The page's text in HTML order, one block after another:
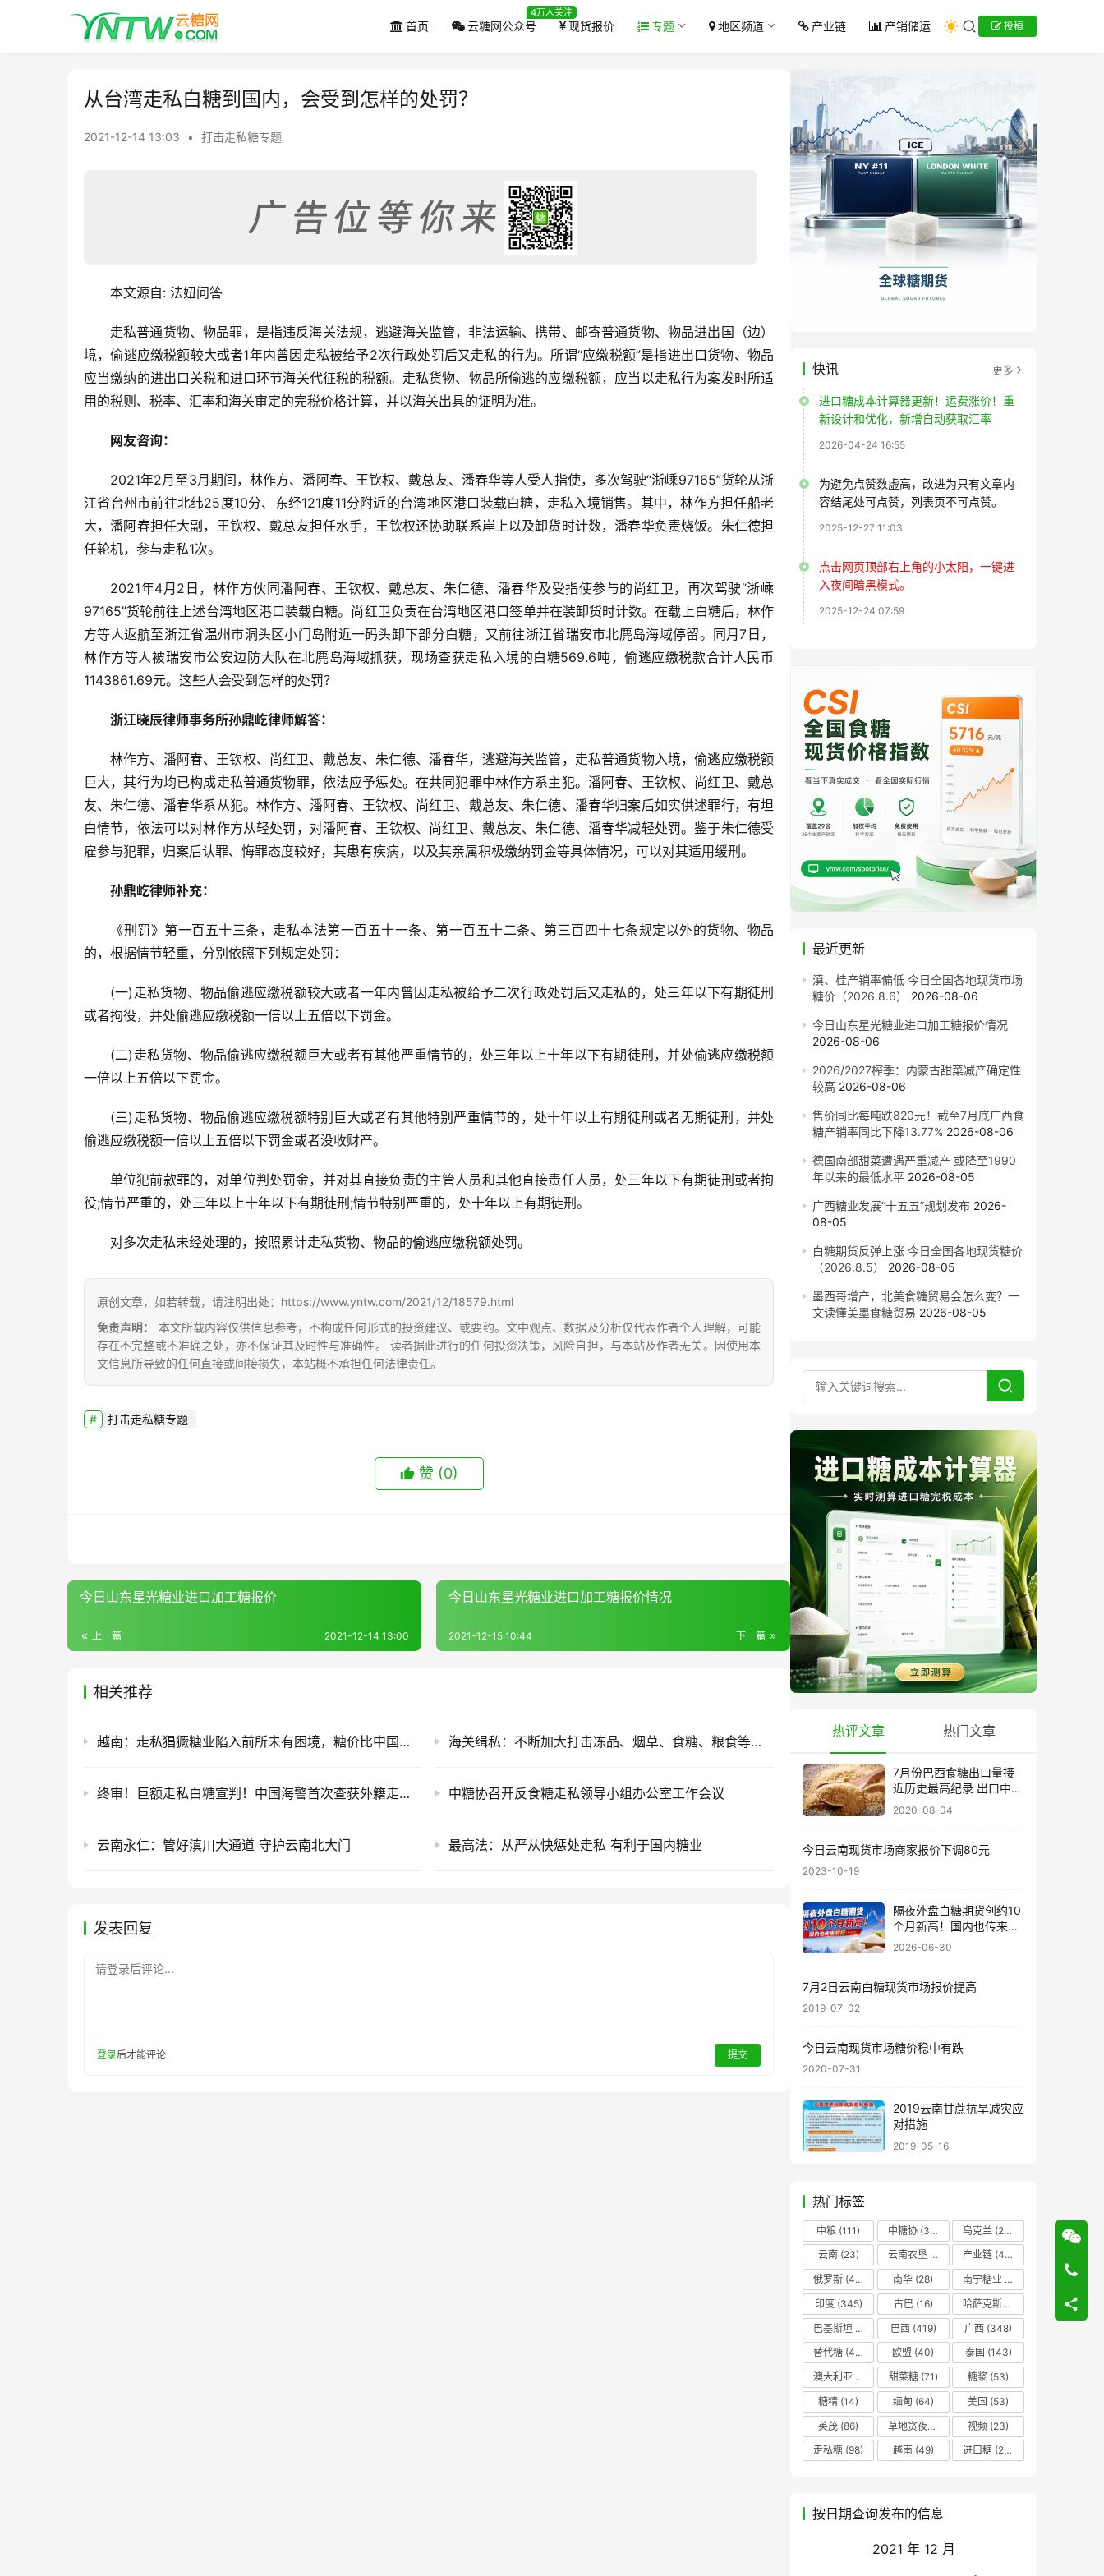
首页 云糖网公众号
4万人关注
现货报价 专题 地区频道 产业链 产销储运 投稿
从台湾走私白糖到国内，会受到怎样的处罚？
2021-12-14 13:03 • 打击走私糖专题
本文源自: 法妞问答
走私普通货物、物品罪，是指违反海关法规，逃避海关监管，非法运输、携带、邮寄普通货物、物品进出国（边）
境，偷逃应缴税额较大或者1年内曾因走私被给予2次行政处罚后又走私的行为。所谓“应缴税额”是指进出口货物、物品
应当缴纳的进出口关税和进口环节海关代征税的税额。走私货物、物品所偷逃的应缴税额，应当以走私行为案发时所适
用的税则、税率、汇率和海关审定的完税价格计算，并以海关出具的证明为准。
网友咨询：
2021年2月至3月期间，林作方、潘阿春、王钦权、戴总友、潘春华等人受人指使，多次驾驶“浙嵊97165”货轮从浙
江省台州市前往北纬25度10分、东经121度11分附近的台湾地区港口装载白糖，走私入境销售。其中，林作方担任船老
大，潘阿春担任大副，王钦权、戴总友担任水手，王钦权还协助联系岸上以及卸货时计数，潘春华负责烧饭。朱仁德担
任轮机，参与走私1次。
2021年4月2日，林作方伙同潘阿春、王钦权、戴总友、朱仁德、潘春华及受指使参与的尚红卫，再次驾驶“浙嵊
97165”货轮前往上述台湾地区港口装载白糖。尚红卫负责在台湾地区港口签单并在装卸货时计数。在载上白糖后，林作
方等人返航至浙江省温州市洞头区小门岛附近一码头卸下部分白糖，又前往浙江省瑞安市北麂岛海域停留。同月7日，
林作方等人被瑞安市公安边防大队在北麂岛海域抓获，现场查获走私入境的白糖569.6吨，偷逃应缴税款合计人民币
1143861.69元。这些人会受到怎样的处罚？
浙江晓辰律师事务所孙鼎屹律师解答：
林作方、潘阿春、王钦权、尚红卫、戴总友、朱仁德、潘春华，逃避海关监管，走私普通货物入境，偷逃应缴税额
巨大，其行为均已构成走私普通货物罪，依法应予惩处。在共同犯罪中林作方系主犯。潘阿春、王钦权、尚红卫、戴总
友、朱仁德、潘春华系从犯。林作方、潘阿春、王钦权、尚红卫、戴总友、朱仁德、潘春华归案后如实供述罪行，有坦
白情节，依法可以对林作方从轻处罚，对潘阿春、王钦权、尚红卫、戴总友、朱仁德、潘春华减轻处罚。鉴于朱仁德受
雇参与犯罪，归案后认罪、悔罪态度较好，其患有疾病，以及其亲属积极缴纳罚金等具体情况，可以对其适用缓刑。
孙鼎屹律师补充：
《刑罚》第一百五十三条，走私本法第一百五十一条、第一百五十二条、第三百四十七条规定以外的货物、物品
的，根据情节轻重，分别依照下列规定处罚：
(一)走私货物、物品偷逃应缴税额较大或者一年内曾因走私被给予二次行政处罚后又走私的，处三年以下有期徒刑
或者拘役，并处偷逃应缴税额一倍以上五倍以下罚金。
(二)走私货物、物品偷逃应缴税额巨大或者有其他严重情节的，处三年以上十年以下有期徒刑，并处偷逃应缴税额
一倍以上五倍以下罚金。
(三)走私货物、物品偷逃应缴税额特别巨大或者有其他特别严重情节的，处十年以上有期徒刑或者无期徒刑，并处
偷逃应缴税额一倍以上五倍以下罚金或者没收财产。
单位犯前款罪的，对单位判处罚金，并对其直接负责的主管人员和其他直接责任人员，处三年以下有期徒刑或者拘
役;情节严重的，处三年以上十年以下有期徒刑;情节特别严重的，处十年以上有期徒刑。
对多次走私未经处理的，按照累计走私货物、物品的偷逃应缴税额处罚。
原创文章，如若转载，请注明出处：https://www.yntw.com/2021/12/18579.html
免责声明：
本文所载内容仅供信息参考，不构成任何形式的投资建议、或要约。文中观点、数据及分析仅代表作者个人理解，可能
存在不完整或不准确之处，亦不保证其及时性与准确性。 读者据此进行的任何投资决策，风险自担，与本站及作者无关。因使用本
文信息所导致的任何直接或间接损失，本站概不承担任何法律责任。
打击走私糖专题
赞 (0)
今日山东星光糖业进口加工糖报价
上一篇 2021-12-14 13:00
今日山东星光糖业进口加工糖报价情况
下一篇
2021-12-15 10:44
相关推荐
越南：走私猖獗糖业陷入前所未有困境，糖价比中国低15%仍滞销，走私路线曝光 海关缉私：不断加大打击冻品、烟草、食糖、粮食等农产品走私力度
终审！巨额走私白糖宣判！中国海警首次查获外籍走私母船并罚没 中糖协召开反食糖走私领导小组办公室工作会议
云南永仁：管好滇川大通道 守护云南北大门 最高法：从严从快惩处走私 有利于国内糖业
发表回复
请登录后评论...
登录后才能评论 提交
快讯 更多
进口糖成本计算器更新！运费涨价！重
新设计和优化，新增自动获取汇率
2026-04-24 16:55
为避免点赞数虚高，改进为只有文章内
容结尾处可点赞，列表页不可点赞。
2025-12-27 11:03
点击网页顶部右上角的小太阳，一键进
入夜间暗黑模式。
2025-12-24 07:59
最近更新
滇、桂产销率偏低 今日全国各地现货市场
糖价（2026.8.6）
2026-08-06
今日山东星光糖业进口加工糖报价情况
2026-08-06
2026/2027榨季：内蒙古甜菜减产确定性
较高 2026-08-06
售价同比每吨跌820元！截至7月底广西食
糖产销率同比下降13.77% 2026-08-06
德国南部甜菜遭遇严重减产 或降至1990
年以来的最低水平 2026-08-05
广西糖业发展“十五五”规划发布 2026-
08-05
白糖期货反弹上涨 今日全国各地现货糖价
（2026.8.5）
2026-08-05
墨西哥增产，北美食糖贸易会怎么变？一
文读懂美墨食糖贸易 2026-08-05
热评文章 热门文章
7月份巴西食糖出口量接
近历史最高纪录 出口中国
超40万吨
2020-08-04
今日云南现货市场商家报价下调80元
2023-10-19
隔夜外盘白糖期货创约10
个月新高！国内也传来利
好……
2026-06-30
7月2日云南白糖现货市场报价提高
2019-07-02
今日云南现货市场糖价稳中有跌
2020-07-31
2019云南甘蔗抗旱减灾应
对措施
2019-05-16
热门标签
中粮 (111) 中糖协 (37) 乌克兰 (20)
云南(23) 云南农垦 产业链 (42)
俄罗斯 (43) 南华 (28) 南宁糖业
印度(345) 古巴(16) 哈萨克斯坦
巴基斯坦
巴西(419) 广西 (348)
替代糖 (48) 欧盟 (40) 泰国 (143)
澳大利亚
甜菜糖(71) 糖浆 (53)
糖精 (14) 缅甸 (64) 美国 (53)
英茂 (86) 草地贪夜蛾 视频 (23)
走私糖 (98) 越南(49) 进口糖 (236)
按日期查询发布的信息
2021 年 12 月